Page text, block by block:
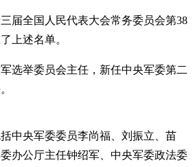
届全国人民代表大会常务委员会第38
上述名单。
选举委员会主任，新任中央军委第二
中央军委委员李尚福、刘振立、苗
办公厅主任钟绍军、中央军委政法委